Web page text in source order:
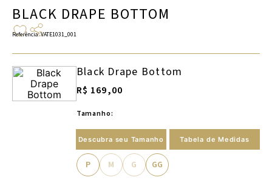
BLACK DRAPE BOTTOM
Referência:VATE1031_001
Black Drape Bottom
R$ 169,00
Tamanho:
Descubra seu Tamanho Tabela de Medidas
P M G GG